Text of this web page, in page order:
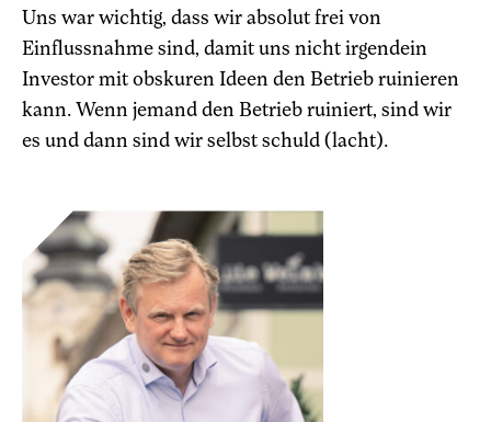
Uns war wichtig, dass wir absolut frei von
Einflussnahme sind, damit uns nicht irgendein
Investor mit obskuren Ideen den Betrieb ruinieren
kann. Wenn jemand den Betrieb ruiniert, sind wir
es und dann sind wir selbst schuld (lacht).